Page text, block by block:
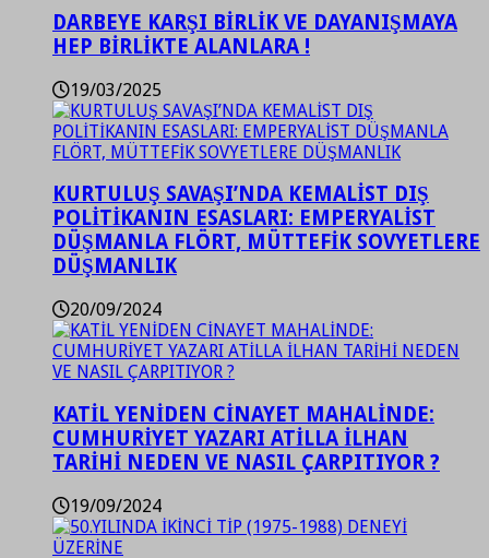
DARBEYE KARŞI BİRLİK VE DAYANIŞMAYA
HEP BİRLİKTE ALANLARA !
19/03/2025
KURTULUŞ SAVAŞI’NDA KEMALİST DIŞ
POLİTİKANIN ESASLARI: EMPERYALİST
DÜŞMANLA FLÖRT, MÜTTEFİK SOVYETLERE
DÜŞMANLIK
20/09/2024
KATİL YENİDEN CİNAYET MAHALİNDE:
CUMHURİYET YAZARI ATİLLA İLHAN
TARİHİ NEDEN VE NASIL ÇARPITIYOR ?
19/09/2024